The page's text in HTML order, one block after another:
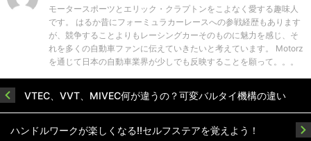
モータースポーツとエリック・クラプトンをこよなく愛する趣味人
です。 はるか昔にフォーミュラカーレースへの参戦経歴もあります
が、競争することよりもレーシングカーそのものに魅力を感じ、そ
れを多くの自動車ファンに伝えていきたいと考えています。 Motorz
を通じて日本の自動車業界が少しでも反映することを願って。。。
VTEC、VVT、MIVEC何が違うの？可変バルタイ機構の違い
ハンドルワークが楽しくなる!!セルフステアを覚えよう！